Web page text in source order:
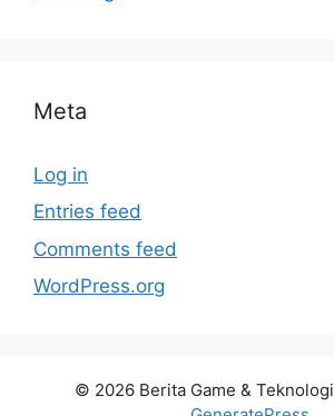
Meta
Log in
Entries feed
Comments feed
WordPress.org
© 2026 Berita Game & Teknologi